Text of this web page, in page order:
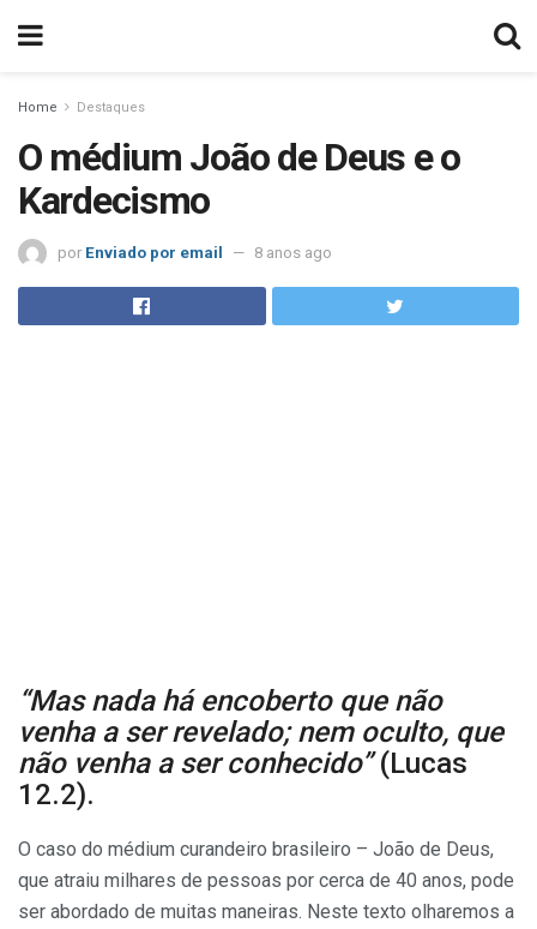
Home Destaques
O médium João de Deus e o
Kardecismo
por Enviado por email 8 anos ago
“Mas nada há encoberto que não
venha a ser revelado; nem oculto, que
não venha a ser conhecido”(Lucas
12.2).
O caso do médium curandeiro brasileiro – João de Deus,
que atraiu milhares de pessoas por cerca de 40 anos, pode
ser abordado de muitas maneiras. Neste texto olharemos a